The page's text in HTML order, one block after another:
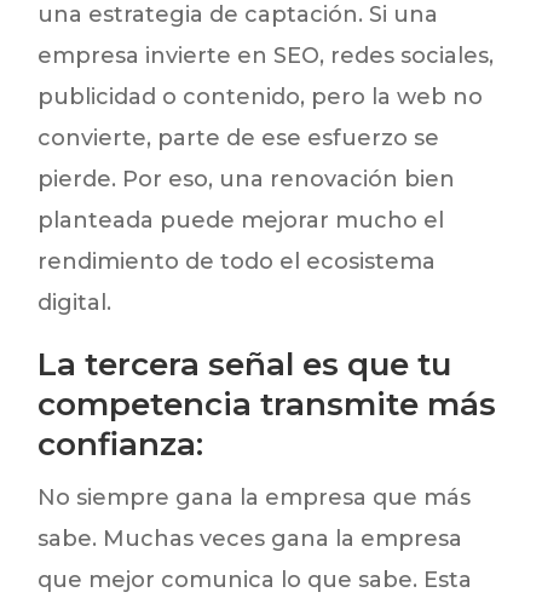
una estrategia de captación. Si una
empresa invierte en SEO, redes sociales,
publicidad o contenido, pero la web no
convierte, parte de ese esfuerzo se
pierde. Por eso, una renovación bien
planteada puede mejorar mucho el
rendimiento de todo el ecosistema
digital.
La tercera señal es que tu
competencia transmite más
confianza:
No siempre gana la empresa que más
sabe. Muchas veces gana la empresa
que mejor comunica lo que sabe. Esta